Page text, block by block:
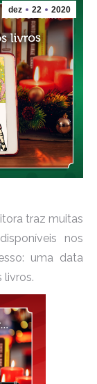
dez 22 2020
traz muitas
nos
uma data
livros.